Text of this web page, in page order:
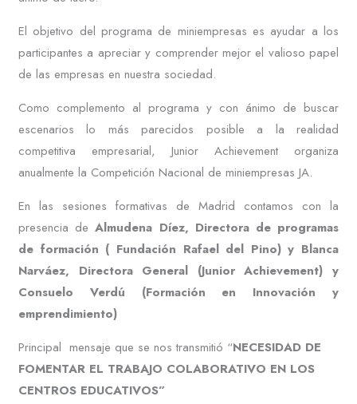
El objetivo del programa de miniempresas es ayudar a los
participantes a apreciar y comprender mejor el valioso papel
de las empresas en nuestra sociedad.
Como complemento al programa y con ánimo de buscar
escenarios lo más parecidos posible a la realidad
competitiva empresarial, Junior Achievement organiza
anualmente la Competición Nacional de miniempresas JA.
En las sesiones formativas de Madrid contamos con la
presencia deAlmudena Díez, Directora de programas
de formación ( Fundación Rafael del Pino) y Blanca
Narváez, Directora General (Junior Achievement) y
Consuelo Verdú (Formación en Innovación y
emprendimiento)
Principal mensaje que se nos transmitió “NECESIDAD DE
FOMENTAR EL TRABAJO COLABORATIVO EN LOS
CENTROS EDUCATIVOS”